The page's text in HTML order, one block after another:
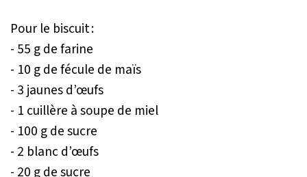
Pour le biscuit :
- 55 g de farine
- 10 g de fécule de maïs
- 3 jaunes d’œufs
- 1 cuillère à soupe de miel
- 100 g de sucre
- 2 blanc d’œufs
- 20 g de sucre